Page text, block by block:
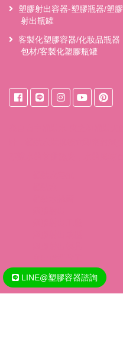
塑膠射出容器-塑膠瓶器/塑膠
射出瓶罐
客製化塑膠容器/化妝品瓶器
包材/客製化塑膠瓶罐
LINE@塑膠容器諮詢